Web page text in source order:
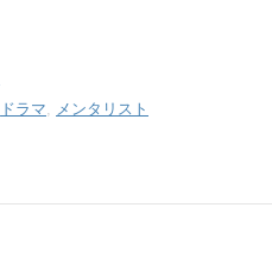
ドラマ メンタリスト